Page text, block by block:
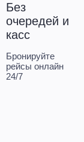
Без
очередей и
касс
Бронируйте
рейсы онлайн
24/7